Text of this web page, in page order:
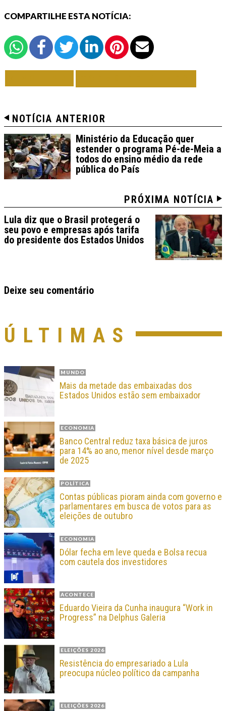
COMPARTILHE ESTA NOTÍCIA:
NOTÍCIA ANTERIOR
Ministério da Educação quer
estender o programa Pé-de-Meia a
todos do ensino médio da rede
pública do País
PRÓXIMA NOTÍCIA
Lula diz que o Brasil protegerá o
seu povo e empresas após tarifa
do presidente dos Estados Unidos
Deixe seu comentário
ÚLTIMAS
MUNDO
Mais da metade das embaixadas dos
Estados Unidos estão sem embaixador
ECONOMIA
Banco Central reduz taxa básica de juros
para 14% ao ano, menor nível desde março
de 2025
POLÍTICA
Contas públicas pioram ainda com governo e
parlamentares em busca de votos para as
eleições de outubro
ECONOMIA
Dólar fecha em leve queda e Bolsa recua
com cautela dos investidores
ACONTECE
Eduardo Vieira da Cunha inaugura “Work in
Progress” na Delphus Galeria
ELEIÇÕES 2026
Resistência do empresariado a Lula
preocupa núcleo político da campanha
ELEIÇÕES 2026